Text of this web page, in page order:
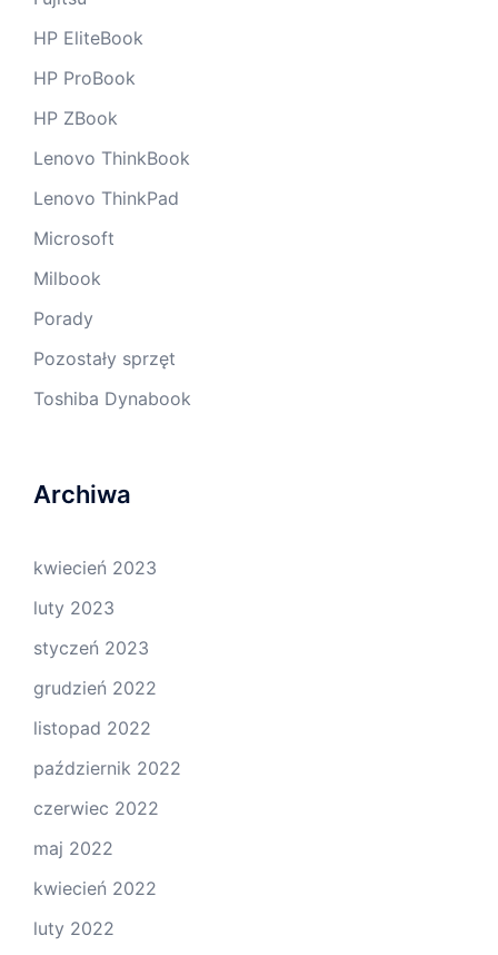
HP EliteBook
HP ProBook
HP ZBook
Lenovo ThinkBook
Lenovo ThinkPad
Microsoft
Milbook
Porady
Pozostały sprzęt
Toshiba Dynabook
Archiwa
kwiecień 2023
luty 2023
styczeń 2023
grudzień 2022
listopad 2022
październik 2022
czerwiec 2022
maj 2022
kwiecień 2022
luty 2022